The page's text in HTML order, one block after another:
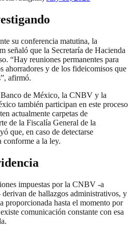
su conferencia matutina, la
señaló que la Secretaría de Hacienda
“Hay reuniones permanentes para
ahorradores y de los fideicomisos que
afirmó.
de México, la CNBV y la
también participan en este proceso
actualmente carpetas de
de la Fiscalía General de la
que, en caso de detectarse
conforme a la ley.
impuestas por la CNBV -a
de hallazgos administrativos, y
proporcionada hasta el momento por
comunicación constante con esa